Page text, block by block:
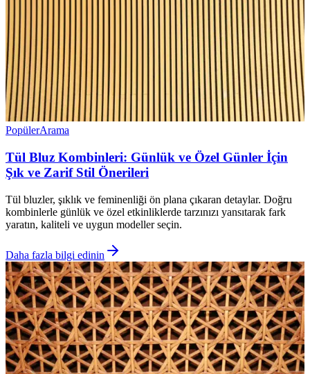
PopülerArama
Tül Bluz Kombinleri: Günlük ve Özel Günler İçin
Şık ve Zarif Stil Önerileri
Tül bluzler, şıklık ve feminenliği ön plana çıkaran detaylar. Doğru
kombinlerle günlük ve özel etkinliklerde tarzınızı yansıtarak fark
yaratın, kaliteli ve uygun modeller seçin.
Daha fazla bilgi edinin